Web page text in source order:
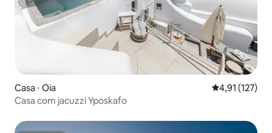
Casa ⋅ Oia 4,91 de uma
4,91 (127)
Casa com jacuzzi Yposkafo